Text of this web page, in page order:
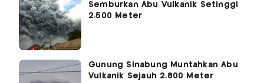
Semburkan Abu Vulkanik Setinggi
2.500 Meter
Gunung Sinabung Muntahkan Abu
Vulkanik Sejauh 2.800 Meter